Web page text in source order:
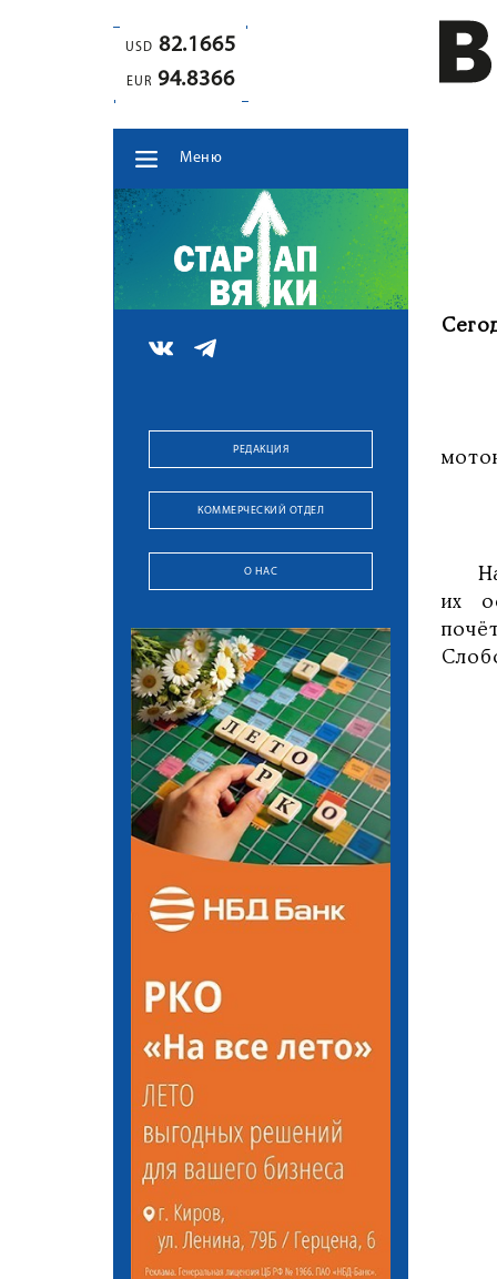
USD 82.1665
EUR 94.8366
Меню
РЕДАКЦИЯ
КОММЕРЧЕСКИЙ ОТДЕЛ
О НАС
их